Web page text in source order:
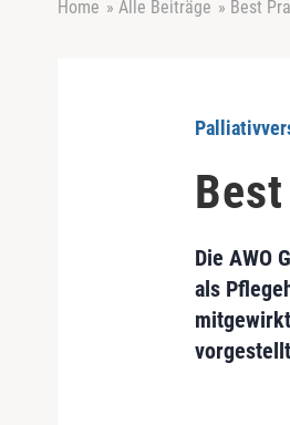
Home » Alle Beiträge » Best
Die AWO
als